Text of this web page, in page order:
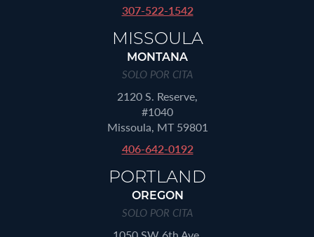
307-522-1542
MISSOULA
MONTANA
SOLO POR CITA
2120 S. Reserve,
#1040
Missoula, MT 59801
406-642-0192
PORTLAND
OREGON
SOLO POR CITA